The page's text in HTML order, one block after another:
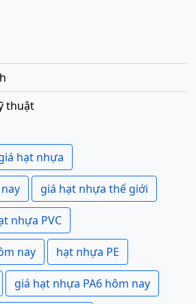
thuật
hạt nhựa
giá hạt nhựa thế giới
nhựa PVC
nay hạt nhựa PE
giá hạt nhựa PA6 hôm nay